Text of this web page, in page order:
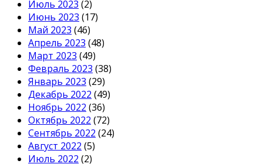
Июль 2023 (2)
Июнь 2023 (17)
Май 2023 (46)
Апрель 2023 (48)
Март 2023 (49)
Февраль 2023 (38)
Январь 2023 (29)
Декабрь 2022 (49)
Ноябрь 2022 (36)
Октябрь 2022 (72)
Сентябрь 2022 (24)
Август 2022 (5)
Июль 2022 (2)